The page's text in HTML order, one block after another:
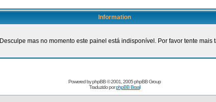
Information
Desculpe mas no momento este painel está indisponível. Por favor tente mais
Powered byphpBB© 2001, 2005 phpBB Group
Traduzido porphpBB Brasil